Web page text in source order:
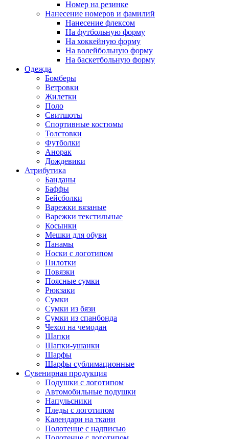
Номер на резинке
Нанесение номеров и фамилий
Нанесение флексом
На футбольную форму
На хоккейную форму
На волейбольную форму
На баскетбольную форму
Одежда
Бомберы
Ветровки
Жилетки
Поло
Свитшоты
Спортивные костюмы
Толстовки
Футболки
Анорак
Дождевики
Атрибутика
Банданы
Баффы
Бейсболки
Варежки вязаные
Варежки текстильные
Косынки
Мешки для обуви
Панамы
Носки с логотипом
Пилотки
Повязки
Поясные сумки
Рюкзаки
Сумки
Сумки из бязи
Сумки из спанбонда
Чехол на чемодан
Шапки
Шапки-ушанки
Шарфы
Шарфы сублимационные
Сувенирная продукция
Подушки с логотипом
Автомобильные подушки
Напульсники
Пледы с логотипом
Календари на ткани
Полотенце с надписью